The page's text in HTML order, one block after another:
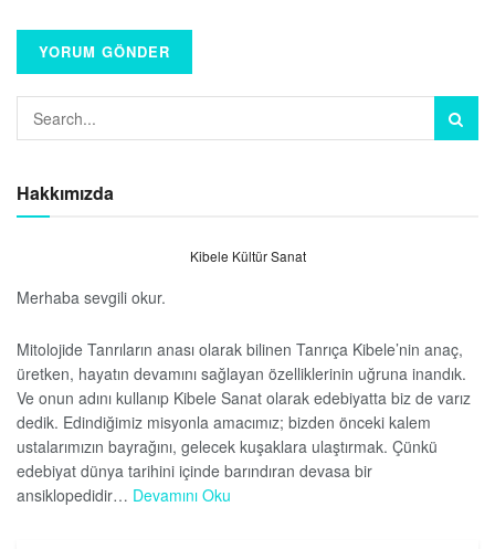
Hakkımızda
Kibele Kültür Sanat
Merhaba sevgili okur.
Mitolojide Tanrıların anası olarak bilinen Tanrıça Kibele’nin anaç,
üretken, hayatın devamını sağlayan özelliklerinin uğruna inandık.
Ve onun adını kullanıp Kibele Sanat olarak edebiyatta biz de varız
dedik. Edindiğimiz misyonla amacımız; bizden önceki kalem
ustalarımızın bayrağını, gelecek kuşaklara ulaştırmak. Çünkü
edebiyat dünya tarihini içinde barındıran devasa bir
ansiklopedidir… Devamını Oku